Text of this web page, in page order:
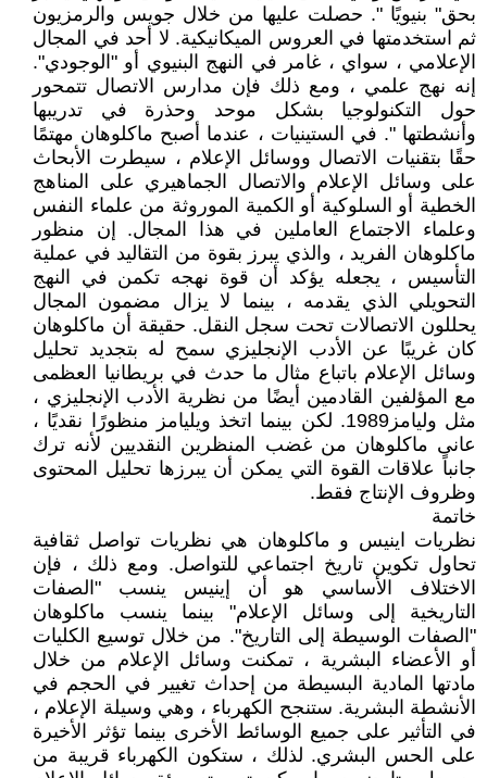
بحق" بنيويًا ". حصلت عليها من خلال جويس والرمزيون
ثم استخدمتها في العروس الميكانيكية. لا أحد في المجال
الإعلامي ، سواي ، غامر في النهج البنيوي أو "الوجودي".
إنه نهج علمي ، ومع ذلك فإن مدارس الاتصال تتمحور
حول التكنولوجيا بشكل موحد وحذرة في تدريبها
وأنشطتها ". في الستينيات ، عندما أصبح ماكلوهان مهتمًا
حقًا بتقنيات الاتصال ووسائل الإعلام ، سيطرت الأبحاث
على وسائل الإعلام والاتصال الجماهيري على المناهج
الخطية أو السلوكية أو الكمية الموروثة من علماء النفس
وعلماء الاجتماع العاملين في هذا المجال. إن منظور
ماكلوهان الفريد ، والذي يبرز بقوة من التقاليد في عملية
التأسيس ، يجعله يؤكد أن قوة نهجه تكمن في النهج
التحويلي الذي يقدمه ، بينما لا يزال مضمون المجال
يحللون الاتصالات تحت سجل النقل. حقيقة أن ماكلوهان
كان غريبًا عن الأدب الإنجليزي سمح له بتجديد تحليل
وسائل الإعلام باتباع مثال ما حدث في بريطانيا العظمى
مع المؤلفين القادمين أيضًا من نظرية الأدب الإنجليزي ،
مثل وليامز1989. لكن بينما اتخذ ويليامز منظورًا نقديًا ،
عانى ماكلوهان من غضب المنظرين النقديين لأنه ترك
جانباً علاقات القوة التي يمكن أن يبرزها تحليل المحتوى
وظروف الإنتاج فقط.
خاتمة
نظريات اينيس و ماكلوهان هي نظريات تواصل ثقافية
تحاول تكوين تاريخ اجتماعي للتواصل. ومع ذلك ، فإن
الاختلاف الأساسي هو أن إينيس ينسب "الصفات
التاريخية إلى وسائل الإعلام" بينما ينسب ماكلوهان
"الصفات الوسيطة إلى التاريخ". من خلال توسيع الكليات
أو الأعضاء البشرية ، تمكنت وسائل الإعلام من خلال
مادتها المادية البسيطة من إحداث تغيير في الحجم في
الأنشطة البشرية. ستنجح الكهرباء ، وهي وسيلة الإعلام ،
في التأثير على جميع الوسائط الأخرى بينما تؤثر الأخيرة
على الحس البشري. لذلك ، ستكون الكهرباء قريبة من